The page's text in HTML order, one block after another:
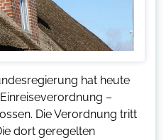
hat heute
–
Die Verordnung tritt
dort geregelten